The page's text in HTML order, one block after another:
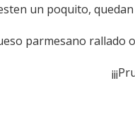
un poquito,
parmesano rallado